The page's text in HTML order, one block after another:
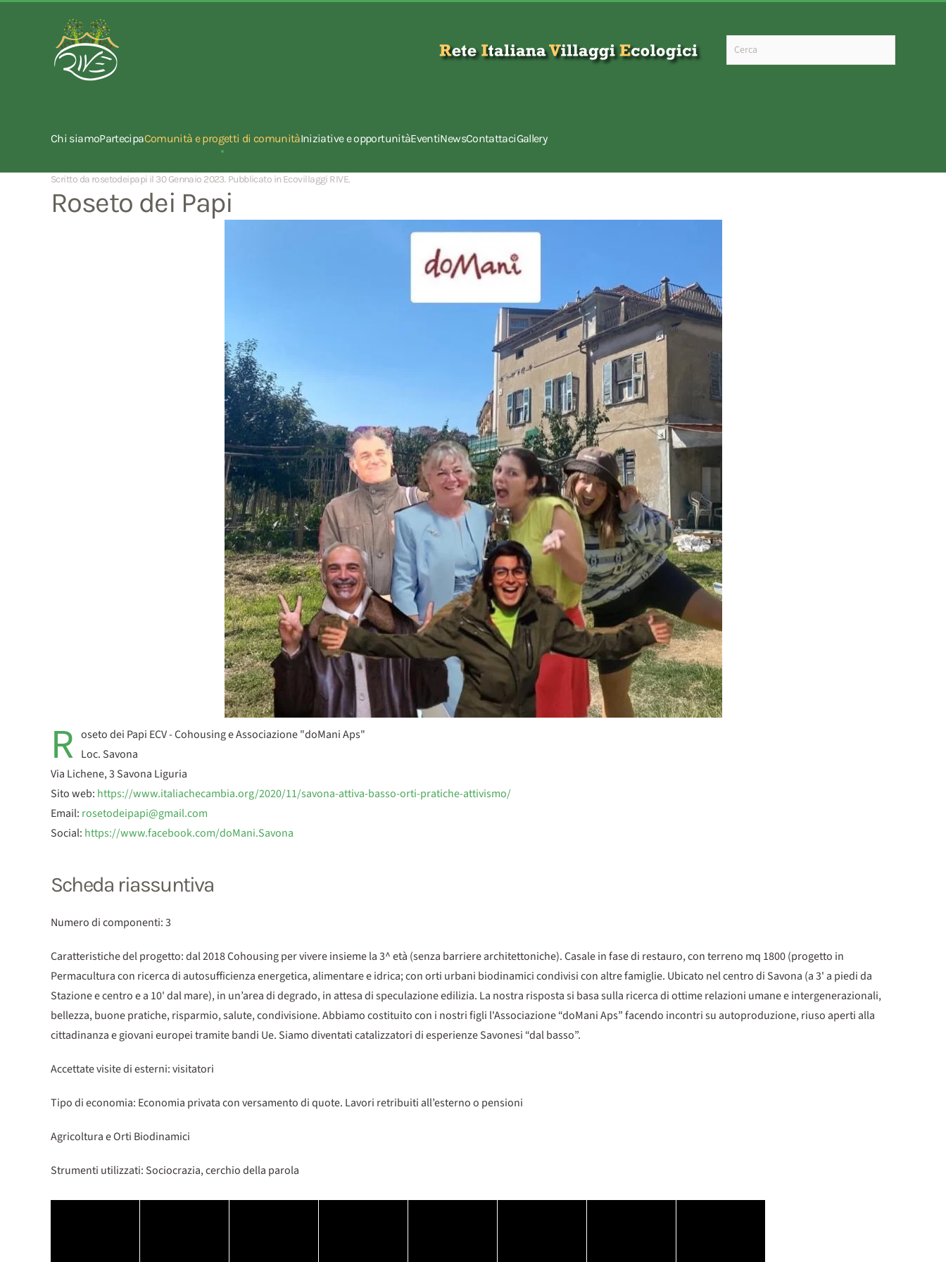
Chi siamoPartecipaComunità e progetti di comunitàIniziative e opportunitàEventiNewsContattaciGallery
Scritto da rosetodeipapi il 30 Gennaio 2023. Pubblicato in Ecovillaggi RIVE.
Roseto dei Papi
R oseto dei Papi ECV - Cohousing e Associazione "doMani Aps"
Loc. Savona
Via Lichene, 3 Savona Liguria
Sito web: https://www.italiachecambia.org/2020/11/savona-attiva-basso-orti-pratiche-attivismo/
Email: rosetodeipapi@gmail.com
Social: https://www.facebook.com/doMani.Savona
Scheda riassuntiva
Numero di componenti: 3
Caratteristiche del progetto: dal 2018 Cohousing per vivere insieme la 3^ età (senza barriere architettoniche). Casale in fase di restauro, con terreno mq 1800 (progetto in
Permacultura con ricerca di autosufficienza energetica, alimentare e idrica; con orti urbani biodinamici condivisi con altre famiglie. Ubicato nel centro di Savona (a 3' a piedi da
Stazione e centro e a 10' dal mare), in un’area di degrado, in attesa di speculazione edilizia. La nostra risposta si basa sulla ricerca di ottime relazioni umane e intergenerazionali,
bellezza, buone pratiche, risparmio, salute, condivisione. Abbiamo costituito con i nostri figli l'Associazione “doMani Aps” facendo incontri su autoproduzione, riuso aperti alla
cittadinanza e giovani europei tramite bandi Ue. Siamo diventati catalizzatori di esperienze Savonesi “dal basso”.
Accettate visite di esterni: visitatori
Tipo di economia: Economia privata con versamento di quote. Lavori retribuiti all’esterno o pensioni
Agricoltura e Orti Biodinamici
Strumenti utilizzati: Sociocrazia, cerchio della parola